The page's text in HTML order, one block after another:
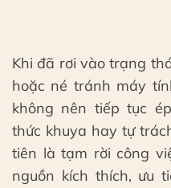
Khi đã rơi vào trạng
hoặc né tránh máy
không nên tiếp tục
thức khuya hay tự
tiên là tạm rời công
nguồn kích thích, ưu